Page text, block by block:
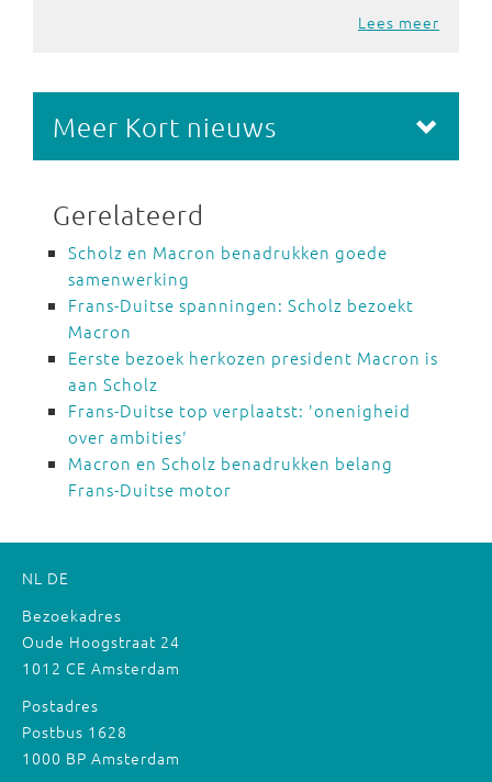
Lees meer
Meer Kort nieuws
Gerelateerd
Scholz en Macron benadrukken goede
samenwerking
Frans-Duitse spanningen: Scholz bezoekt
Macron
Eerste bezoek herkozen president Macron is
aan Scholz
Frans-Duitse top verplaatst: 'onenigheid
over ambities'
Macron en Scholz benadrukken belang
Frans-Duitse motor
NL DE
Bezoekadres
Oude Hoogstraat 24
1012 CE Amsterdam
Postadres
Postbus 1628
1000 BP Amsterdam